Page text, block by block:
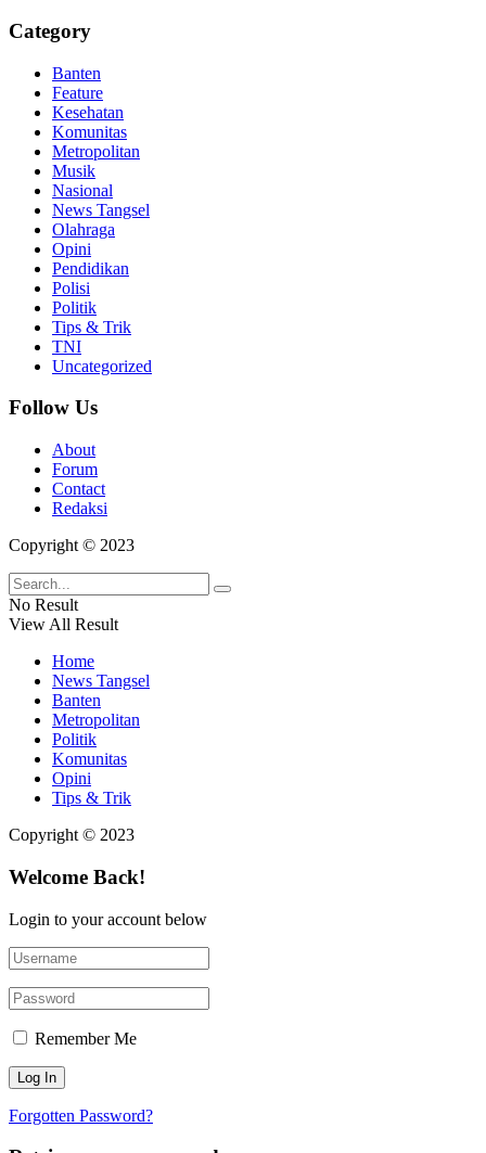
Category
Banten
Feature
Kesehatan
Komunitas
Metropolitan
Musik
Nasional
News Tangsel
Olahraga
Opini
Pendidikan
Polisi
Politik
Tips & Trik
TNI
Uncategorized
Follow Us
About
Forum
Contact
Redaksi
Copyright © 2023
No Result
View All Result
Home
News Tangsel
Banten
Metropolitan
Politik
Komunitas
Opini
Tips & Trik
Copyright © 2023
Welcome Back!
Login to your account below
Remember Me
Forgotten Password?